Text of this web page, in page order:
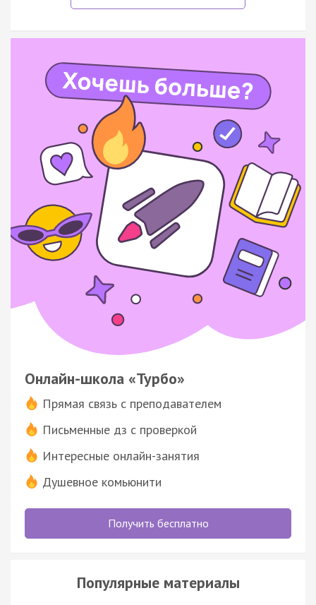
Онлайн-школа «Турбо»
Прямая связь с преподавателем
Письменные дз с проверкой
Интересные онлайн-занятия
Душевное комьюнити
Получить бесплатно
Популярные материалы